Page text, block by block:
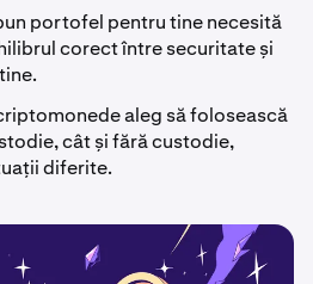
portofel pentru tine necesită
corect între securitate și
aleg să folosească
cât și fără custodie,
diferite.